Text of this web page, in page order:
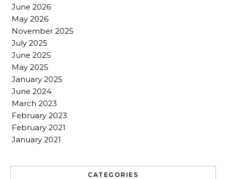
June 2026
May 2026
November 2025
July 2025
June 2025
May 2025
January 2025
June 2024
March 2023
February 2023
February 2021
January 2021
CATEGORIES